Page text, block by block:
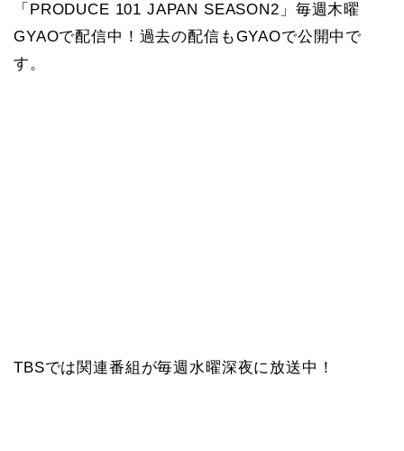
「PRODUCE 101 JAPAN SEASON2」毎週木曜
GYAOで配信中！過去の配信もGYAOで公開中で
す。
TBSでは関連番組が毎週水曜深夜に放送中！